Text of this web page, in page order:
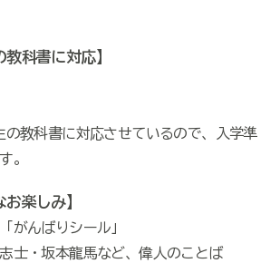
教科書に対応】
教科書に対応させているので、入学準
。
お楽しみ】
がんばりシール」
士・坂本龍馬など、偉人のことば